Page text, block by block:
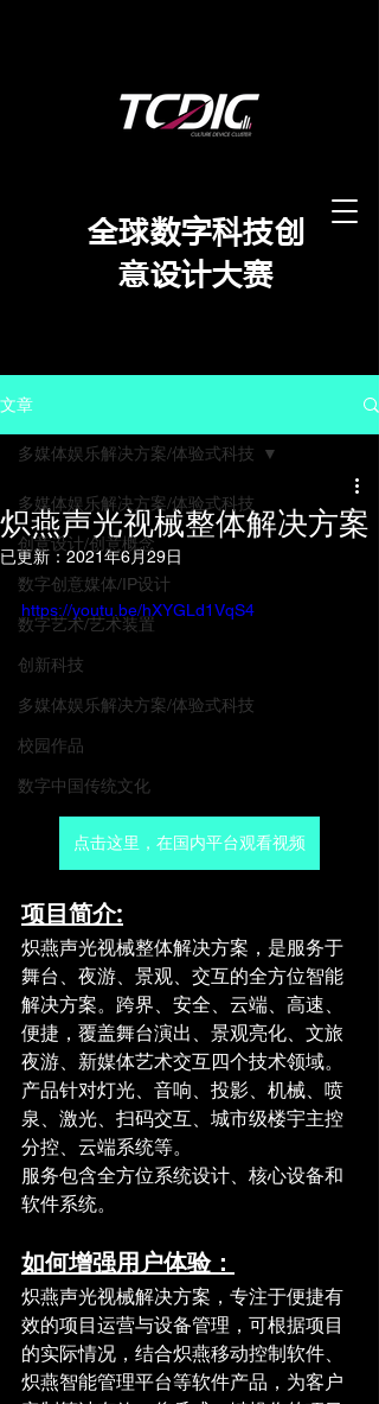
​全球数字科技创
意设计大赛
文章
多媒体娱乐解决方案/体验式科技
创意设计/创意概念
数字创意媒体/IP设计
数字艺术/艺术装置
创新科技
多媒体娱乐解决方案/体验式科技
校园作品
数字中国传统文化
多媒体娱乐解决方案/体验式科技
炽燕声光视械整体解决方案
已更新：2021年6月29日
https://youtu.be/hXYGLd1VqS4
点击这里，在国内平台观看视频
项目简介:
炽燕声光视械整体解决方案，是服务于
舞台、夜游、景观、交互的全方位智能
解决方案。跨界、安全、云端、高速、
便捷，覆盖舞台演出、景观亮化、文旅
夜游、新媒体艺术交互四个技术领域。
产品针对灯光、音响、投影、机械、喷
泉、激光、扫码交互、城市级楼宇主控
分控、云端系统等。
服务包含全方位系统设计、核心设备和
软件系统。
如何增强用户体验：
炽燕声光视械解决方案，专注于便捷有
效的项目运营与设备管理，可根据项目
的实际情况，结合炽燕移动控制软件、
炽燕智能管理平台等软件产品，为客户